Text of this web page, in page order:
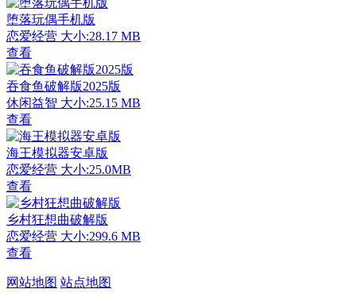
堕落玩偶手机版
恋爱经营 大小:28.17 MB
查看
吞食鱼破解版2025版
休闲益智 大小:25.15 MB
查看
海王模拟器安卓版
恋爱经营 大小:25.0MB
查看
乡村狂想曲破解版
恋爱经营 大小:299.6 MB
查看
网站地图 站点地图